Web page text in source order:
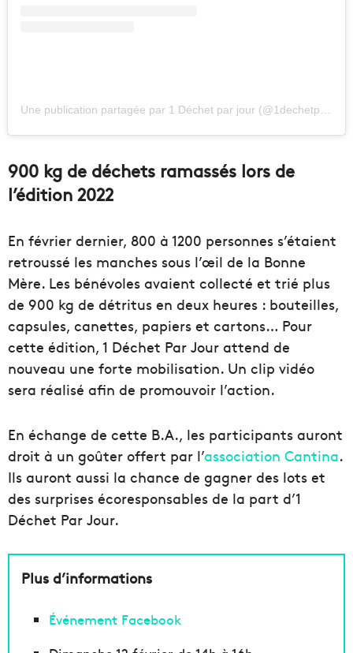
900 kg de déchets ramassés lors de
l’édition 2022
En février dernier, 800 à 1200 personnes s’étaient
retroussé les manches sous l’œil de la Bonne
Mère. Les bénévoles avaient collecté et trié plus
de 900 kg de détritus en deux heures : bouteilles,
capsules, canettes, papiers et cartons… Pour
cette édition, 1 Déchet Par Jour attend de
nouveau une forte mobilisation. Un clip vidéo
sera réalisé afin de promouvoir l’action.
En échange de cette B.A., les participants auront
droit à un goûter offert par l’association Cantina.
Ils auront aussi la chance de gagner des lots et
des surprises écoresponsables de la part d’1
Déchet Par Jour.
Plus d’informations
Événement Facebook